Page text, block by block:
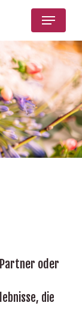
Menu
oder
die
Menu